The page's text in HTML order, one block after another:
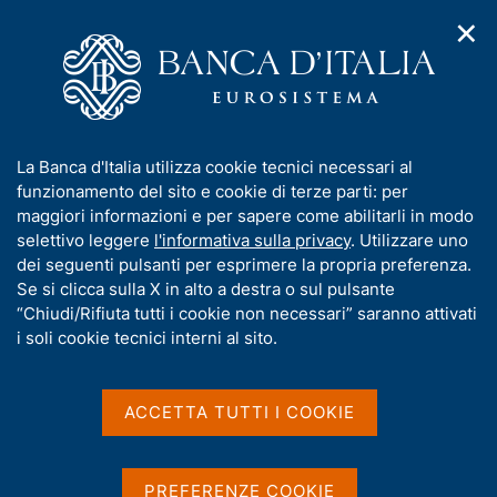
n
u
d
i
n
a
v
i
g
a
o
m
g
e
e
l
s
t
Compiti
SEPA
Condividi S
t
a
p
l
IN QUESTA PAGINA
Avvio ed evoluzione della SEPA
✕
I
n
f
o
r
m
a
t
La Banca d'Italia utilizza cookie tecnici necessari al
funzionamento del sito e cookie di terze parti: per
maggiori informazioni e per sapere come abilitarli in modo
selettivo leggere l'informativa sulla privacy. Utilizzare uno
dei seguenti pulsanti per esprimere la propria preferenza.
Se si clicca sulla X in alto a destra o sul pulsante
“Chiudi/Rifiuta tutti i cookie non necessari” saranno attivati
i soli cookie tecnici interni al sito.
ACCETTA TUTTI I COOKIE
PREFERENZE COOKIE